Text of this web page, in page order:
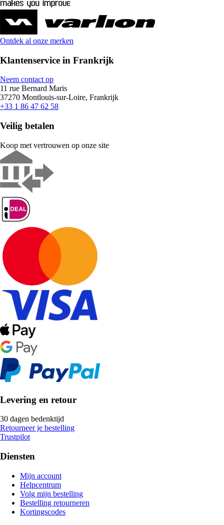
Ontdek al onze merken
Klantenservice in Frankrijk
Neem contact op
11 rue Bernard Maris
37270 Montlouis-sur-Loire, Frankrijk
+33 1 86 47 62 58
Veilig betalen
Koop met vertrouwen op onze site
Levering en retour
30 dagen bedenktijd
Retourneer je bestelling
Trustpilot
Diensten
Mijn account
Helpcentrum
Volg mijn bestelling
Bestelling retourneren
Kortingscodes